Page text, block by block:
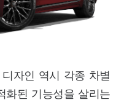
자인 역시 각종 차별
화된 기능성을 살리는